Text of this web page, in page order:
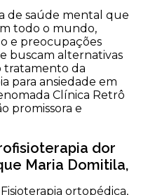
de saúde mental que
todo o mundo,
e preocupações
buscam alternativas
tratamento da
para ansiedade em
Clínica Retrô
promissora e
dor
Maria Domitila,
ortopédica,